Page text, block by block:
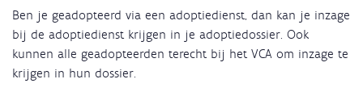
Ben je geadopteerd via een adoptiedienst, dan kan je inzage
bij de adoptiedienst krijgen in je adoptiedossier. Ook
kunnen alle geadopteerden terecht bij het VCA om inzage te
krijgen in hun dossier.